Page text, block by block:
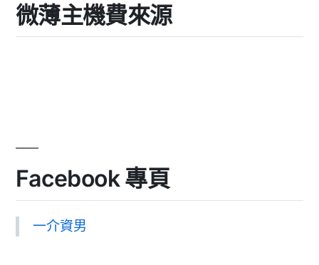
微薄主機費來源
Facebook 專頁
一介資男